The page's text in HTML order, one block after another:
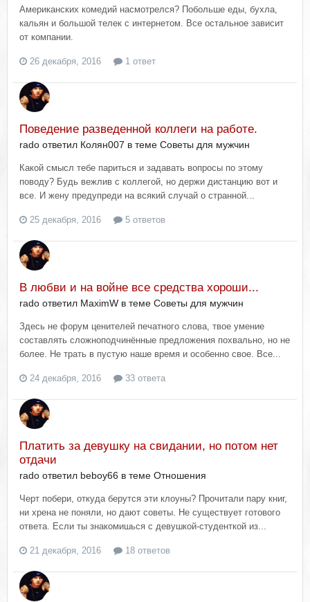
Американских комедий насмотрелся? Побольше еды, бухла,
кальян и большой телек с интернетом. Все остальное зависит
от компании.
26 декабря, 2016 1 ответ
Поведение разведенной коллеги на работе.
rado ответил Колян007 в теме Советы для мужчин
Какой смысл тебе париться и задавать вопросы по этому
поводу? Будь вежлив с коллегой, но держи дистанцию вот и
все. И жену предупреди на всякий случай о странной...
25 декабря, 2016 5 ответов
В любви и на войне все средства хороши...
rado ответил MaximW в теме Советы для мужчин
Здесь не форум ценителей печатного слова, твое умение
составлять сложноподчинённые предложения похвально, но не
более. Не трать в пустую наше время и особенно свое. Все...
24 декабря, 2016 33 ответа
Платить за девушку на свидании, но потом нет
отдачи
rado ответил beboy66 в теме Отношения
Черт побери, откуда берутся эти клоуны? Прочитали пару книг,
ни хрена не поняли, но дают советы. Не существует готового
ответа. Если ты знакомишься с девушкой-студенткой из...
21 декабря, 2016 18 ответов